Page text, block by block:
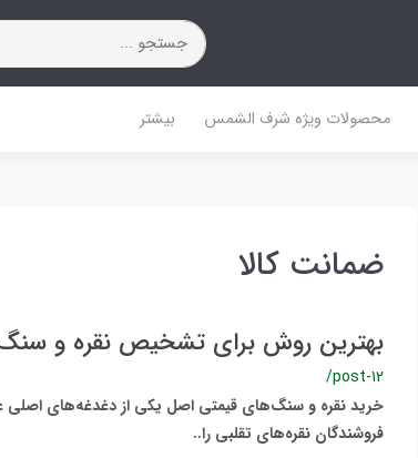
محصولات ویژه شرف الشمس بیشتر
ضمانت کالا
بهترین روش برای تشخیص نقره و
/post-12
خرید نقره و سنگ‌های قیمتی اصل یکی از دغدغه‌های اصلی
فروشندگان نقره‌های تقلبی را..